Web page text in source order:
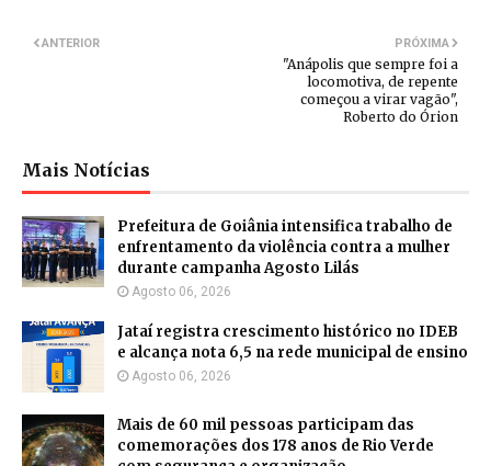
PRÓXIMA
"Anápolis que sempre foi a
locomotiva, de repente
começou a virar vagão",
Roberto do Órion
ANTERIOR
Mais Notícias
Prefeitura de Goiânia intensifica trabalho de
enfrentamento da violência contra a mulher
durante campanha Agosto Lilás
Agosto 06, 2026
Jataí registra crescimento histórico no IDEB
e alcança nota 6,5 na rede municipal de ensino
Agosto 06, 2026
Mais de 60 mil pessoas participam das
comemorações dos 178 anos de Rio Verde